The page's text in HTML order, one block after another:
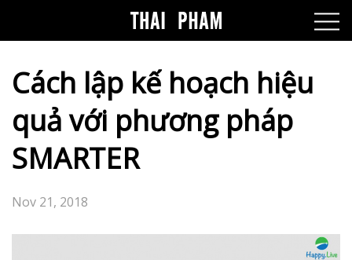
Cách lập kế hoạch hiệu
quả với phương pháp
SMARTER
Nov 21, 2018